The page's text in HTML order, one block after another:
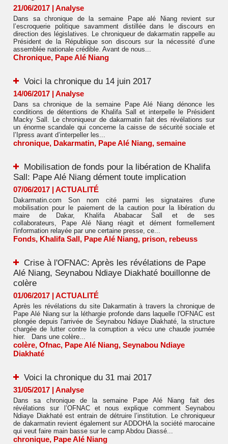
21/06/2017 | Analyse
Dans sa chronique de la semaine Pape alé Niang revient sur
l’escroquerie politique savamment distillée dans le discours en
direction des législatives. Le chroniqueur de dakarmatin rappelle au
Président de la République son discours sur la nécessité d’une
assemblée nationale crédible. Avant de nous...
Chronique, Pape Alé Niang
Voici la chronique du 14 juin 2017
14/06/2017 | Analyse
Dans sa chronique de la semaine Pape Alé Niang dénonce les
conditions de détentions de Khalifa Sall et interpelle le Président
Macky Sall. Le chroniqueur de dakarmatin fait des révélations sur
un énorme scandale qui concerne la caisse de sécurité sociale et
l’Ipress avant d’interpeller les...
chronique, Dakarmatin, Pape Alé Niang, semaine
Mobilisation de fonds pour la libération de Khalifa
Sall: Pape Alé Niang dément toute implication
07/06/2017 | ACTUALITÉ
Dakarmatin.com Son nom cité parmi les signataires d'une
mobilisation pour le paiement de la caution pour la libération du
maire de Dakar, Khalifa Ababacar Sall et de ses
collaborateurs, Pape Alé Niang réagit et dément formellement
l'information relayée par une certaine presse, ce...
Fonds, Khalifa Sall, Pape Alé Niang, prison, rebeuss
Crise à l'OFNAC: Après les révélations de Pape
Alé Niang, Seynabou Ndiaye Diakhaté bouillonne de
colère
01/06/2017 | ACTUALITÉ
Après les révélations du site Dakarmatin à travers la chronique de
Pape Alé Niang sur la léthargie profonde dans laquelle l'OFNAC est
plongée depuis l'arrivée de Seynabou Ndiaye Diakhaté, la structure
chargée de lutter contre la corruption a vécu une chaude journée
hier. Dans une colère...
colère, Ofnac, Pape Alé Niang, Seynabou Ndiaye
Diakhaté
Voici la chronique du 31 mai 2017
31/05/2017 | Analyse
Dans sa chronique de la semaine Pape Alé Niang fait des
révélations sur l’OFNAC et nous explique comment Seynabou
Ndiaye Diakhaté est entrain de détruire l’institution. Le chroniqueur
de dakarmatin revient également sur ADDOHA la société marocaine
qui veut faire main basse sur le camp Abdou Diassé...
chronique, Pape Alé Niang